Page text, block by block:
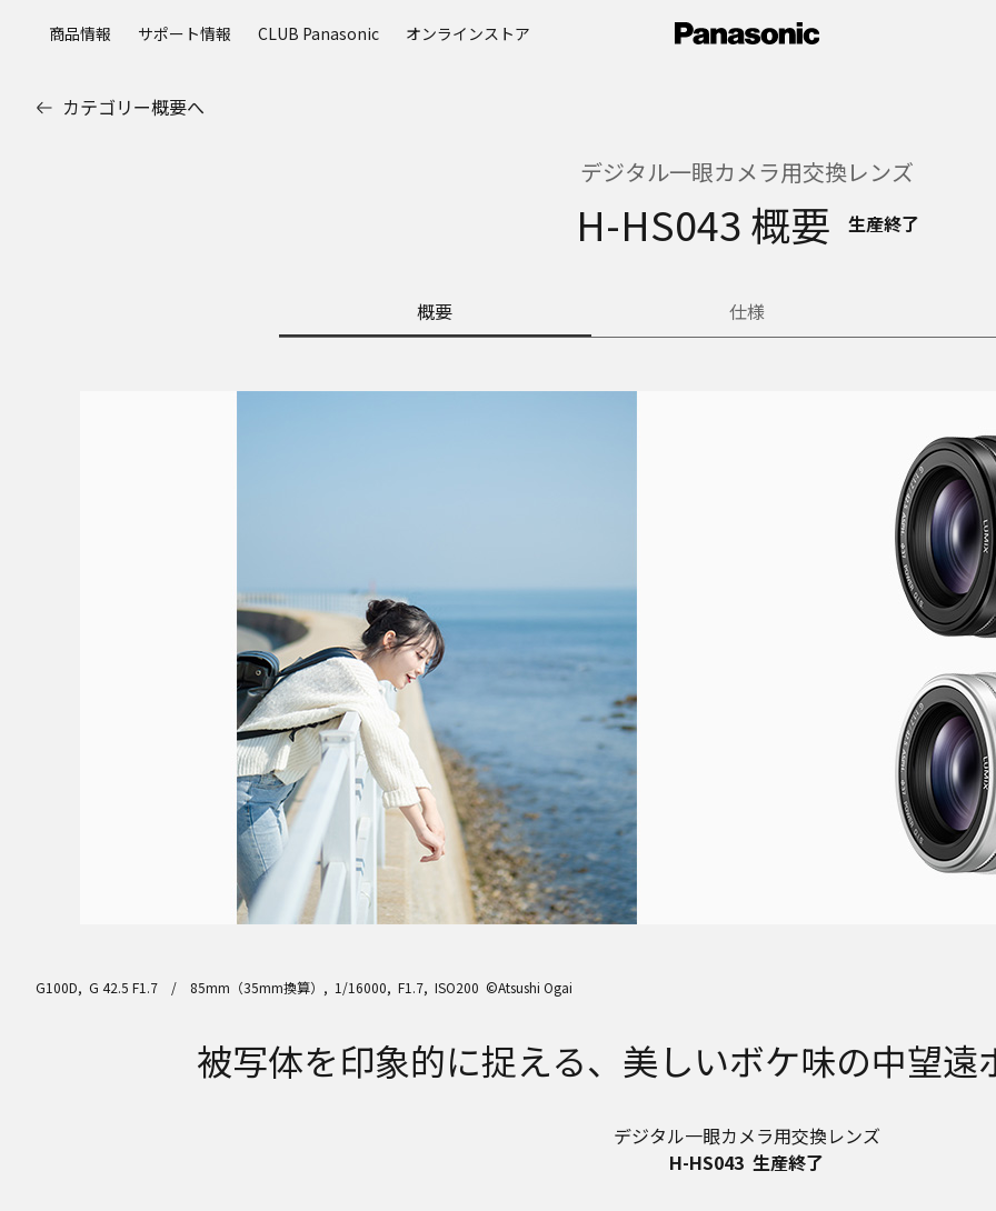
商品情報 サポート情報 CLUB Panasonic オンラインストア
カテゴリー概要へ
デジタル一眼カメラ用交換レンズ
H-HS043 概要 生産終了
概要 仕様
G100D, G 42.5 F1.7 / 85mm（35mm換算）, 1/16000, F1.7, ISO200 ©Atsushi Ogai
被写体を印象的に捉える、美しいボケ味の中望遠
デジタル一眼カメラ用交換レンズ
H-HS043 生産終了